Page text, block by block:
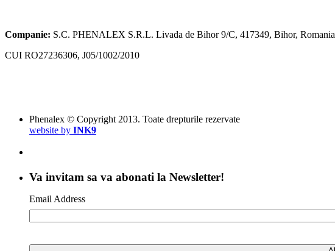
Companie: S.C. PHENALEX S.R.L. Livada de Bihor 9/C, 417349, Bihor, Romania
CUI RO27236306, J05/1002/2010
Phenalex © Copyright 2013. Toate drepturile rezervate
website by INK9
Va invitam sa va abonati la Newsletter!
Email Address